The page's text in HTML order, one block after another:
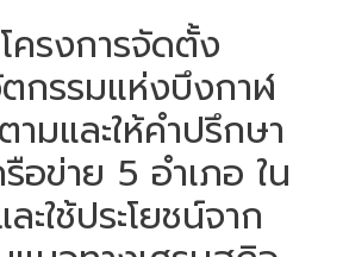
ครงการจัดตั้ง
กรรมแห่งบึงกาฬ
มและให้คำปรึกษา
อข่าย 5 อำเภอ ใน
ใช้ประโยชน์จาก